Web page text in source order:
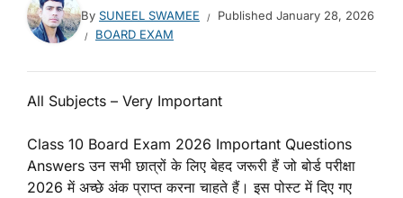
By SUNEEL SWAMEE Published January 28, 2026
BOARD EXAM
All Subjects – Very Important
Class 10 Board Exam 2026 Important Questions
Answers उन सभी छात्रों के लिए बेहद जरूरी हैं जो बोर्ड परीक्षा
2026 में अच्छे अंक प्राप्त करना चाहते हैं। इस पोस्ट में दिए गए